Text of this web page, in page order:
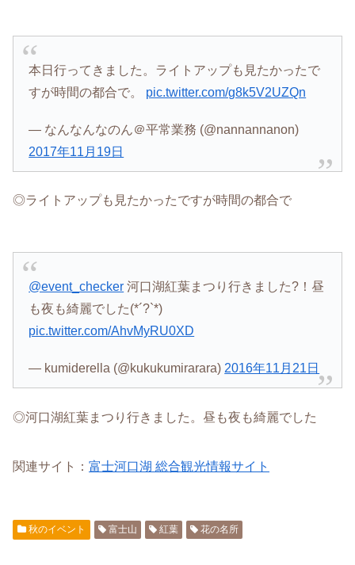
本日行ってきました。ライトアップも見たかったで
すが時間の都合で。 pic.twitter.com/g8k5V2UZQn
— なんなんなのん＠平常業務 (@nannannanon)
2017年11月19日
◎ライトアップも見たかったですが時間の都合で
@event_checker 河口湖紅葉まつり行きました?！昼
も夜も綺麗でした(*´?`*)
pic.twitter.com/AhvMyRU0XD
— kumiderella (@kukukumirarara) 2016年11月21日
◎河口湖紅葉まつり行きました。昼も夜も綺麗でした
関連サイト： 富士河口湖 総合観光情報サイト
秋のイベント 富士山 紅葉 花の名所